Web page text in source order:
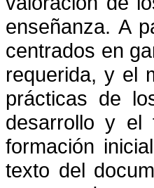
enseñanza. A
centrados en
requerida, y el
prácticas de
desarrollo y el
formación
texto del